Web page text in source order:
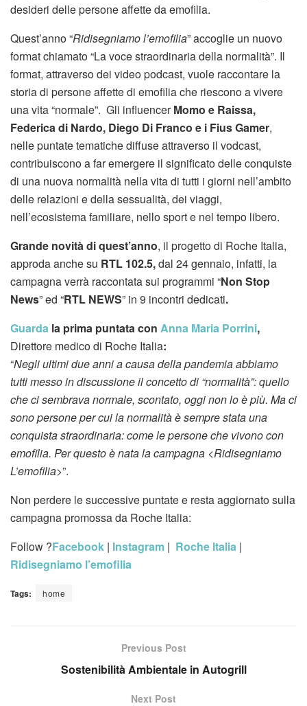
desideri delle persone affette da emofilia.
Quest’anno “Ridisegniamo l’emofilia” accoglie un nuovo
format chiamato “La voce straordinaria della normalità”. Il
format, attraverso dei video podcast, vuole raccontare la
storia di persone affette di emofilia che riescono a vivere
una vita “normale”. Gli influencerMomo e Raissa,
Federica di Nardo, Diego Di Franco e i Fius Gamer,
nelle puntate tematiche diffuse attraverso il vodcast,
contribuiscono a far emergere il significato delle conquiste
di una nuova normalità nella vita di tutti i giorni nell’ambito
delle relazioni e della sessualità, dei viaggi,
nell’ecosistema familiare, nello sport e nel tempo libero.
Grande novità di quest’anno, il progetto di Roche Italia,
approda anche su RTL 102.5,dal 24 gennaio, infatti, la
campagna verrà raccontata sui programmi “Non Stop
News” ed “RTL NEWS” in 9 incontri dedicati.
Guarda la prima puntata con Anna Maria Porrini,
Direttore medico di Roche Italia:
“Negli ultimi due anni a causa della pandemia abbiamo
tutti messo in discussione il concetto di “normalità”: quello
che ci sembrava normale, scontato, oggi non lo è più. Ma ci
sono persone per cui la normalità è sempre stata una
conquista straordinaria: come le persone che vivono con
emofilia. Per questo è nata la campagna <Ridisegniamo
L’emofilia>”.
Non perdere le successive puntate e resta aggiornato sulla
campagna promossa da Roche Italia:
Follow ?Facebook | Instagram | Roche Italia |
Ridisegniamo l’emofilia
Tags: home
Previous Post
Sostenibilità Ambientale in Autogrill
Next Post